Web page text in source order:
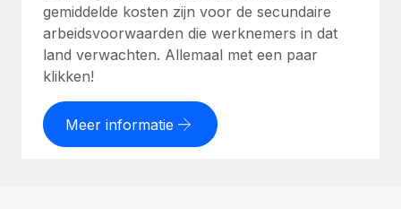
gemiddelde kosten zijn voor de secundaire
arbeidsvoorwaarden die werknemers in dat
land verwachten. Allemaal met een paar
klikken!
Meer informatie